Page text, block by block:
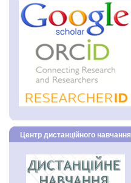
Центр дистанційного навчання